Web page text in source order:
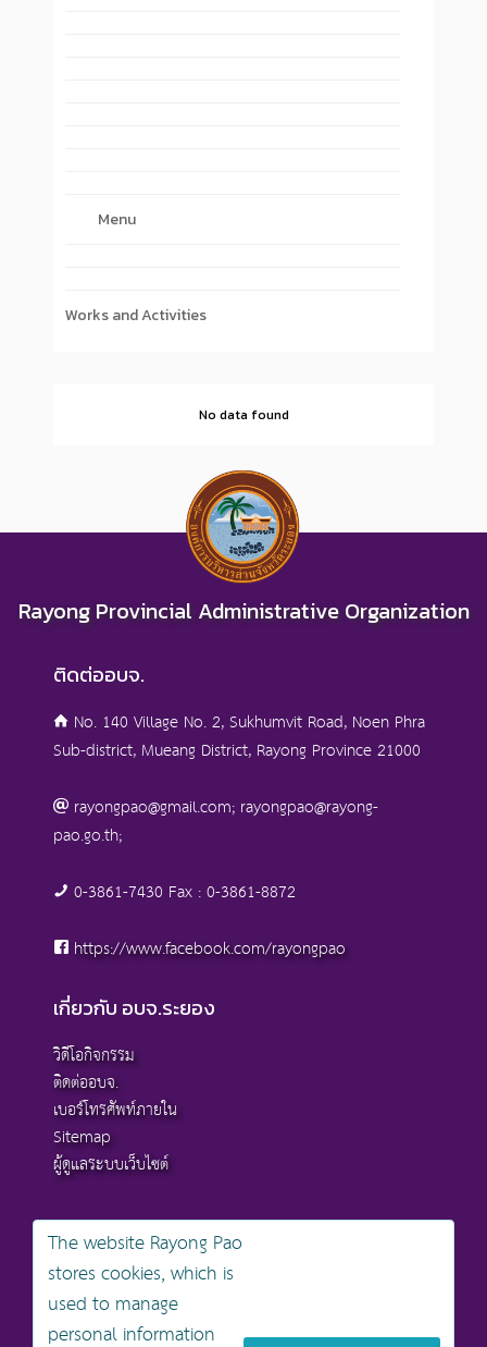
Menu
Works and Activities
No data found
Rayong Provincial Administrative Organization
ติดต่ออบจ.
No. 140 Village No. 2, Sukhumvit Road, Noen Phra
Sub-district, Mueang District, Rayong Province 21000
rayongpao@gmail.com; rayongpao@rayong-
pao.go.th;
0-3861-7430 Fax : 0-3861-8872
https://www.facebook.com/rayongpao
เกี่ยวกับ อบจ.ระยอง
วิดีโอกิจกรรม
ติดต่ออบจ.
เบอร์โทรศัพท์ภายใน
Sitemap
ผู้ดูแลระบบเว็บไซต์
สงวนลิขสิทธิ์ © 2568 , องค์การบริหารส่วนจังหวัดระยอง
นโยบายการคุ้มครองข้อมูลส่วนบุคคล
นโยบายการรักษาความมั่นคงปลอดภัยเว็บไซต์
The website Rayong Pao
stores cookies, which is
used to manage
personal information